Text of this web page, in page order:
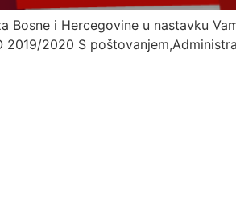
Bosne i Hercegovine u nastavku
2019/2020 S